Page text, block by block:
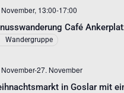
Café
13:00-17:00
Wandergruppe
in Goslar mit
-27. November